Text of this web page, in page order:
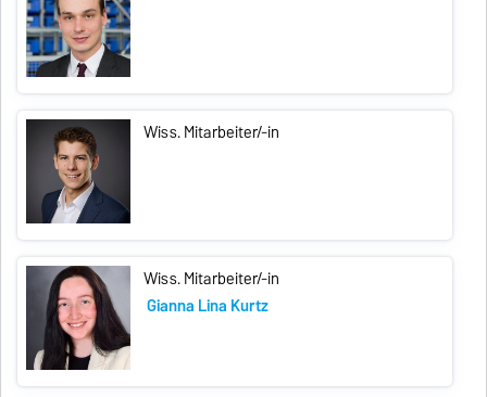
Wiss. Mitarbeiter/-in
Wiss. Mitarbeiter/-in
Gianna Lina Kurtz